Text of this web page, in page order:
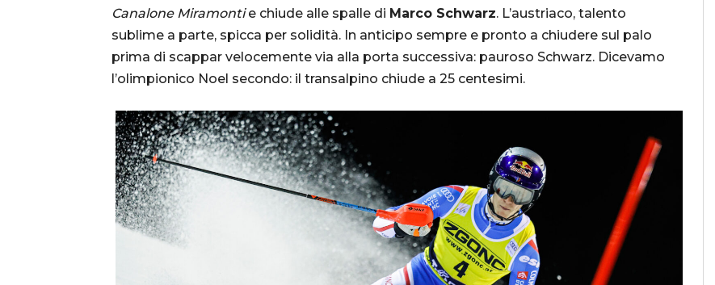
Canalone Miramontie chiude alle spalle di Marco Schwarz. L’austriaco, talento
sublime a parte, spicca per solidità. In anticipo sempre e pronto a chiudere sul palo
prima di scappar velocemente via alla porta successiva: pauroso Schwarz. Dicevamo
l’olimpionico Noel secondo: il transalpino chiude a 25 centesimi.